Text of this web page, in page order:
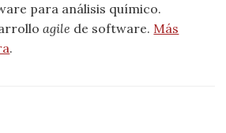
para análisis químico.
agile de software. Más
.